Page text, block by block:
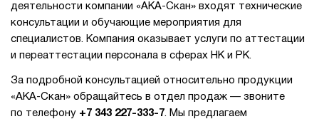
деятельности компании «АКА-Скан» входят технические
консультации и обучающие мероприятия для
специалистов. Компания оказывает услуги по аттестации
и переаттестации персонала в сферах НК и РК.
За подробной консультацией относительно продукции
«АКА-Скан» обращайтесь в отдел продаж — звоните
по телефону +7 343 227-333-7. Мы предлагаем